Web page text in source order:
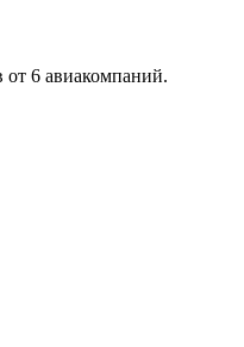
от 6 авиакомпаний.